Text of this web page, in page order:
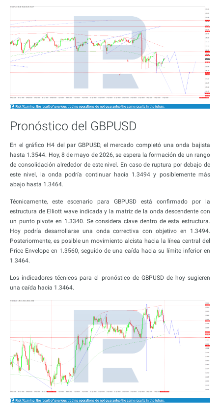
Pronóstico del GBPUSD
En el gráfico H4 del par GBPUSD, el mercado completó una onda bajista
hasta 1.3544. Hoy, 8 de mayo de 2026, se espera la formación de un rango
de consolidación alrededor de este nivel. En caso de ruptura por debajo de
este nivel, la onda podría continuar hacia 1.3494 y posiblemente más
abajo hasta 1.3464.
Técnicamente, este escenario para GBPUSD está confirmado por la
estructura de Elliott wave indicada y la matriz de la onda descendente con
un punto pivote en 1.3340. Se considera clave dentro de esta estructura.
Hoy podría desarrollarse una onda correctiva con objetivo en 1.3494.
Posteriormente, es posible un movimiento alcista hacia la línea central del
Price Envelope en 1.3560, seguido de una caída hacia su límite inferior en
1.3464.
Los indicadores técnicos para el pronóstico de GBPUSD de hoy sugieren
una caída hacia 1.3464.